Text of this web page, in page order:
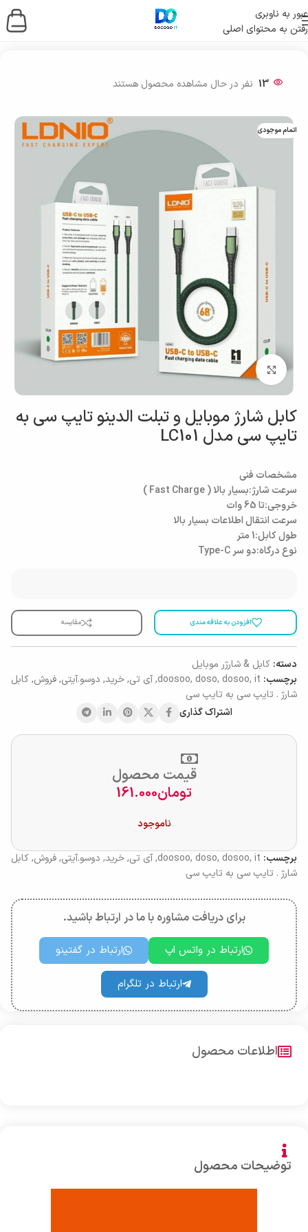
عبور به ناوبری
رفتن به محتوای اصلی
خانه/ لوازم جانبی موبایل
13 نفر در حال مشاهده محصول هستند
اتمام موجودی
بزرگنمایی تصویر
کابل شارژ موبایل و تبلت الدینو تایپ سی به
تایپ سی مدل LC101
مشخصات فنی
سرعت شارژ:بسیار بالا ( Fast Charge )
خروجی:تا 65 وات
سرعت انتقال اطلاعات بسیار بالا
طول کابل:1 متر
نوع درگاه:دو سر Type-C
افزودن به علاقه مندی مقایسه
دسته: کابل & شارژر موبایل
برچسب:
doosoo, doso, dosoo, it
,آی تی,خرید, دوسو.آیتی,فروش,کابل
شارژ . تایپ سی به تایپ سی
اشتراک گذاری
قیمت محصول
تومان161.000
ناموجود
برچسب: doosoo, doso, dosoo, it
,آی تی,خرید, دوسو.آیتی,فروش,کابل
شارژ . تایپ سی به تایپ سی
برای دریافت مشاوره با ما در ارتباط باشید.
ارتباط در واتس اپ ارتباط در گفتینو
ارتباط در تلگرام
توضیحات محصول
اطلاعات محصول